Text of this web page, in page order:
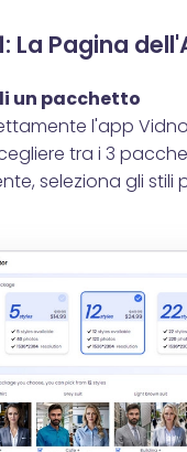
La Pagina
un pacchetto
l'app
tra i 3
seleziona gli stili